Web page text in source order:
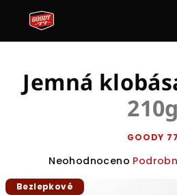
Jemná
210g
GOODY 77
Průměrné
produktu
Neohodnoceno
Bezlepkové